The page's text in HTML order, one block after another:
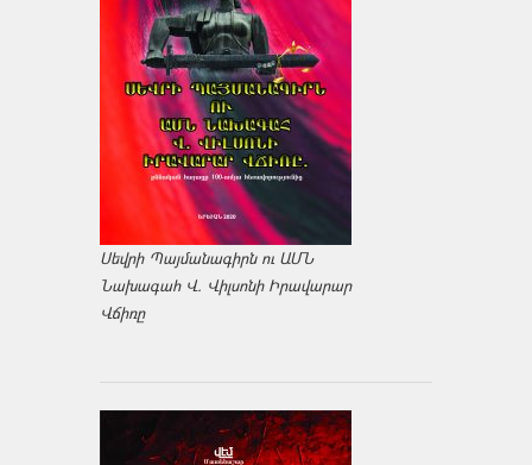
Սեվրի Պայմանագիրն ու ԱՄՆ
Նախագահ Վ. Վիլսոնի Իրավարար
Վճիռը